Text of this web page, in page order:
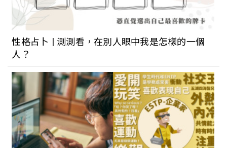
性格占卜 | 測測看，在別人眼中我是怎樣的一個
人？